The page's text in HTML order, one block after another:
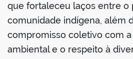
que fortaleceu laços entre o
comunidade indígena, além
compromisso coletivo com
ambiental e o respeito à